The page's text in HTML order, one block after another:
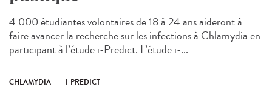
4 000 étudiantes volontaires de 18 à 24 ans aideront à
faire avancer la recherche sur les infections à Chlamydia en
participant à l’étude i-Predict. L’étude i-...
CHLAMYDIA I-PREDICT